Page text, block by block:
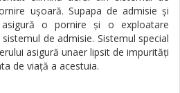
ușoară. Supapa de admisie și
o pornire și o exploatare
de admisie. Sistemul special
asigură unaer lipsit de impurităţi
de viaţă a acestuia.